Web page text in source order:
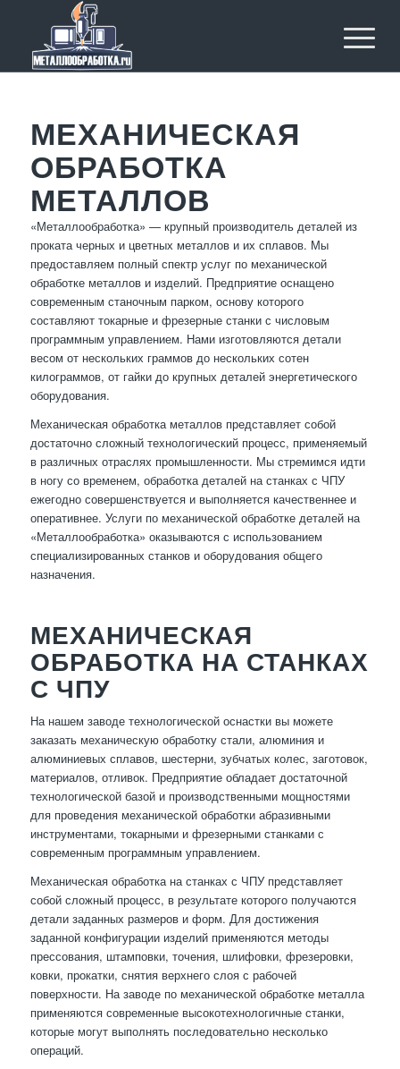
МЕХАНИЧЕСКАЯ
ОБРАБОТКА
МЕТАЛЛОВ
«Металлообработка» — крупный производитель деталей из
проката черных и цветных металлов и их сплавов. Мы
предоставляем полный спектр услуг по механической
обработке металлов и изделий. Предприятие оснащено
современным станочным парком, основу которого
составляют токарные и фрезерные станки с числовым
программным управлением. Нами изготовляются детали
весом от нескольких граммов до нескольких сотен
килограммов, от гайки до крупных деталей энергетического
оборудования.
Механическая обработка металлов представляет собой
достаточно сложный технологический процесс, применяемый
в различных отраслях промышленности. Мы стремимся идти
в ногу со временем, обработка деталей на станках с ЧПУ
ежегодно совершенствуется и выполняется качественнее и
оперативнее. Услуги по механической обработке деталей на
«Металлообработка» оказываются с использованием
специализированных станков и оборудования общего
назначения.
МЕХАНИЧЕСКАЯ
ОБРАБОТКА НА СТАНКАХ
С ЧПУ
На нашем заводе технологической оснастки вы можете
заказать механическую обработку стали, алюминия и
алюминиевых сплавов, шестерни, зубчатых колес, заготовок,
материалов, отливок. Предприятие обладает достаточной
технологической базой и производственными мощностями
для проведения механической обработки абразивными
инструментами, токарными и фрезерными станками с
современным программным управлением.
Механическая обработка на станках с ЧПУ представляет
собой сложный процесс, в результате которого получаются
детали заданных размеров и форм. Для достижения
заданной конфигурации изделий применяются методы
прессования, штамповки, точения, шлифовки, фрезеровки,
ковки, прокатки, снятия верхнего слоя с рабочей
поверхности. На заводе по механической обработке металла
применяются современные высокотехнологичные станки,
которые могут выполнять последовательно несколько
операций.